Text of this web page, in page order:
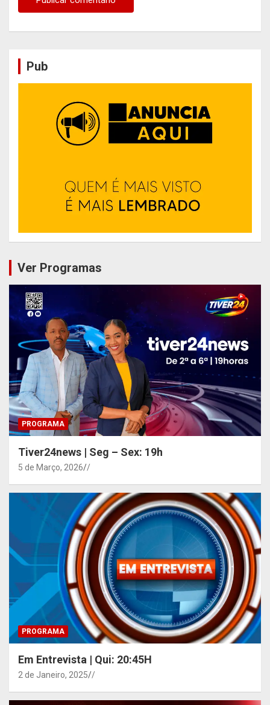
Pub
Ver Programas
PROGRAMA
Tiver24news | Seg – Sex: 19h
5 de Março, 2026 /
PROGRAMA
Em Entrevista | Qui: 20:45H
2 de Janeiro, 2025 /